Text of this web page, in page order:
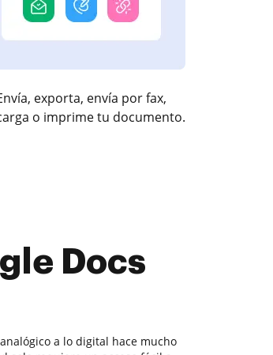
exporta, envía por fax,
o imprime tu documento.
Docs
a lo digital hace mucho